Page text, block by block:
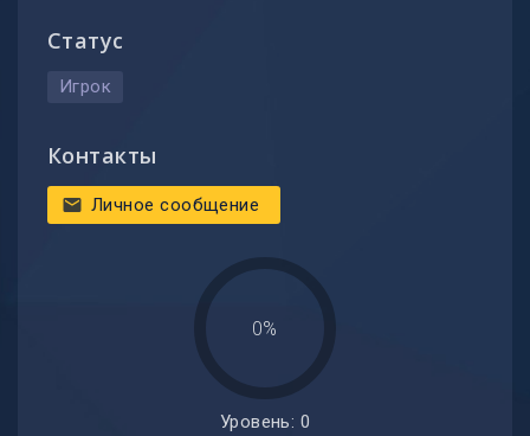
Статус
Игрок
Контакты
mail Личное сообщение
0%
Уровень: 0